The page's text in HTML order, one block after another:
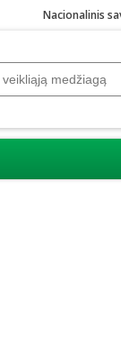
Nacionalinis